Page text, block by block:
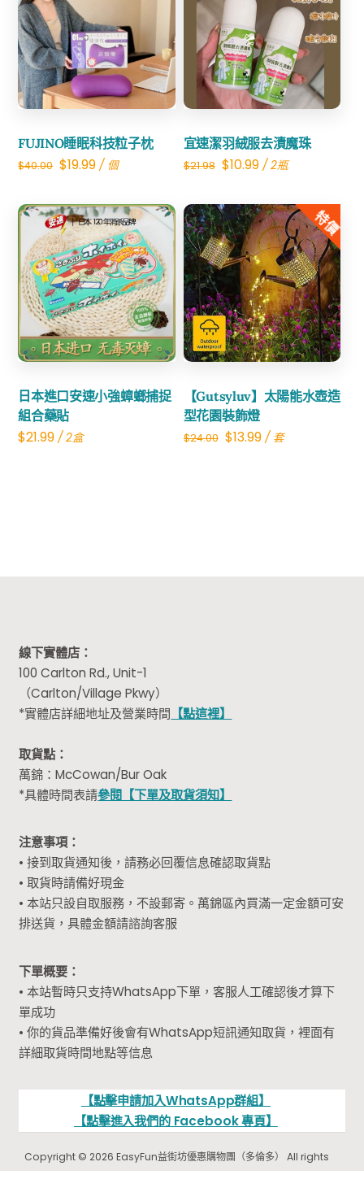
FUJINO睡眠科技粒子枕
$40.00 Original
was:
$40.00.
$19.99Current
is:
$19.99.
/ 個
Share
宜速潔羽絨服去漬魔珠
$21.98 Original
was:
$21.98.
$10.99Current
is:
$10.99.
/ 2瓶
Share
日本進口安速小強蟑螂捕捉
組合藥貼
$21.99 / 2盒
Share
特價
【Gutsyluv】太陽能水壺造
型花園裝飾燈
$24.00 Original
$13.99Current
/ 套
Share
線下實體店：
100 Carlton Rd., Unit-1
（Carlton/Village Pkwy）
*實體店詳細地址及營業時間 【點這裡】
取貨點：
萬錦：McCowan/Bur Oak
*具體時間表請參閱【下單及取貨須知】
注意事項：
• 接到取貨通知後，請務必回覆信息確認取貨點
• 取貨時請備好現金
• 本站只設自取服務，不設郵寄。萬錦區內買滿一定金額可安
排送貨，具體金額請諮詢客服
下單概要：
• 本站暫時只支持WhatsApp下單，客服人工確認後才算下
單成功
• 你的貨品準備好後會有WhatsApp短訊通知取貨，裡面有
詳細取貨時間地點等信息
【點擊申請加入WhatsApp群組】
【點擊進入我們的 Facebook 專頁】
Copyright © 2026 EasyFun益街坊優惠購物團（多倫多） All rights